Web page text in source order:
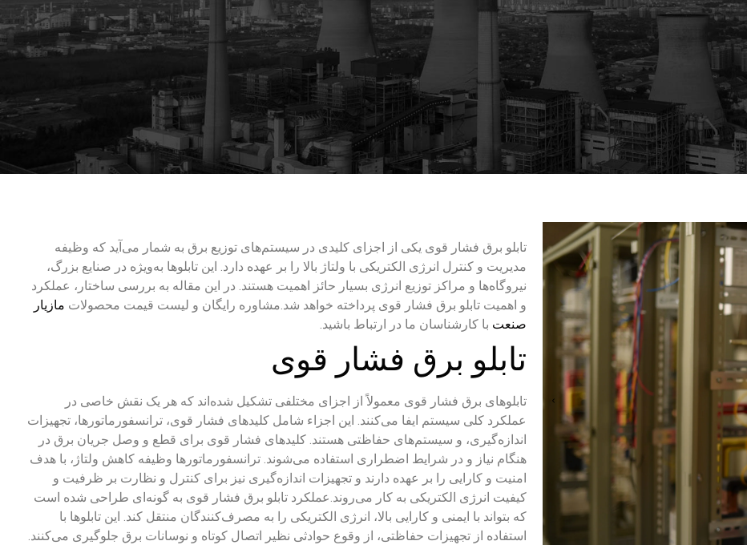
تابلو برق فشار قوی یکی از اجزای کلیدی در سیستم‌های توزیع برق به شمار می‌آید که وظیفه
مدیریت و کنترل انرژی الکتریکی با ولتاژ بالا را بر عهده دارد. این تابلوها به‌ویژه در صنایع بزرگ،
نیروگاه‌ها و مراکز توزیع انرژی بسیار حائز اهمیت هستند. در این مقاله به بررسی ساختار، عملکرد
و اهمیت تابلو برق فشار قوی پرداخته خواهد شد.مشاوره رایگان و لیست قیمت محصولات مازیار
صنعت با کارشناسان ما در ارتباط باشید.
تابلو برق فشار قوی
تابلوهای برق فشار قوی معمولاً از اجزای مختلفی تشکیل شده‌اند که هر یک نقش خاصی در
عملکرد کلی سیستم ایفا می‌کنند. این اجزاء شامل کلیدهای فشار قوی، ترانسفورماتورها، تجهیزات
اندازه‌گیری، و سیستم‌های حفاظتی هستند. کلیدهای فشار قوی برای قطع و وصل جریان برق در
هنگام نیاز و در شرایط اضطراری استفاده می‌شوند. ترانسفورماتورها وظیفه کاهش ولتاژ، با هدف
امنیت و کارایی را بر عهده دارند و تجهیزات اندازه‌گیری نیز برای کنترل و نظارت بر ظرفیت و
کیفیت انرژی الکتریکی به کار می‌روند.عملکرد تابلو برق فشار قوی به گونه‌ای طراحی شده است
که بتواند با ایمنی و کارایی بالا، انرژی الکتریکی را به مصرف‌کنندگان منتقل کند. این تابلوها با
استفاده از تجهیزات حفاظتی، از وقوع حوادثی نظیر اتصال کوتاه و نوسانات برق جلوگیری می‌کنند.